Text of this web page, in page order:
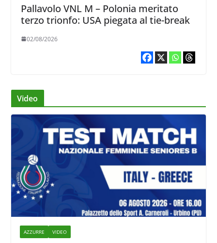
Pallavolo VNL M – Polonia meritato
terzo trionfo: USA piegata al tie-break
02/08/2026
Video
AZZURRE VIDEO